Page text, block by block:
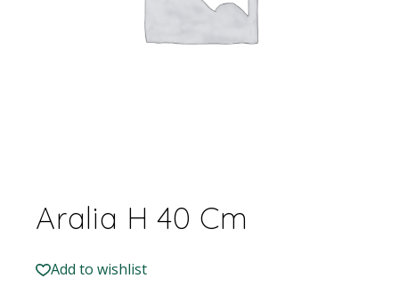
Aralia H 40 Cm
Add to wishlist